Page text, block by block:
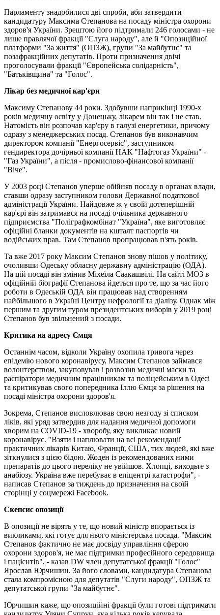
Парламенту знадобилися дві спроби, аби затвердити
кандидатуру Максима Степанова на посаду міністра охорони
здоров'я України. Зрештою його підтримали 246 голосами - не
лише правлячої фракції "Слуга народу", але й "Опозиційної
платформи "За життя" (ОПЗЖ), групи "За майбутнє" та
позафракційних депутатів. Проти призначення двічі
проголосували фракції "Європейська солідарність",
"Батьківщина" та "Голос".
Лікар без медичної кар'єри
Максиму Степанову 44 роки. Здобувши наприкінці 1990-х
років медичну освіту у Донецьку, лікарем він так і не став.
Натомість він розпочав кар'єру в галузі енергетики, причому
одразу з менеджерських посад. Степанов був виконавчим
директором компанії "Енергосервіс", заступником
гендиректора дочірньої компанії НАК "Нафтогаз України" -
"Газ України", а після - промислово-фінансової компанії
"Віче".
У 2003 році Степанов уперше обійняв посаду в органах влади,
ставши одразу заступником голови Державної податкової
адміністрації України. Найдовже ж у своїй дотеперішній
кар'єрі він затримався на посаді очільника державного
підприємства "Поліграфкомбінат "Україна", яке виготовляє
офіційні бланки документів на кшталт паспортів чи
водійських прав. Там Степанов пропрацював п'ять років.
Та вже 2017 року Максим Степанов знову пішов у політику,
очоливши Одеську обласну державну адміністрацію (ОДА).
На цій посаді він змінив Міхеїла Саакашвілі. На сайті МОЗ в
офіційній біографії Степанова йдеться про те, що за час його
роботи в Одеській ОДА він працював над створенням
найбільшого в Україні Центру нефрології та діалізу. Однак між
першим та другим туром президентських виборів у 2019 році
Степанов був звільнений з посади.
Критика на адресу Ємця
Останнім часом, відколи Україну охопила тривога через
епідемію нового коронавірусу, Максим Степанов займався
волонтерством, закуповував і розвозив медичні маски та
распіратори медичним працівникам та поліцейським в Одесі
та критикував свого попередника Іллю Ємця за рішення на
посаді міністра охорони здоров'я.
Зокрема, Степанов висловлював свою незгоду зі списком
ліків, які уряд затвердив для надання медичної допомоги
хворим на COVID-19 - хворобу, яку викликає новий
коронавірус. "Взяти і наплювати на всі рекомендації
практичних лікарів Китаю, Франції, США, тих людей, які вже
зіткнулися з цією бідою. Жоден із рекомендованих ними
препаратів до цього переліку не увійшов. Хлопці, виходьте з
анабіозу. Україна вже перебуває в епіцентрі катастрофи", -
написав Степанов за тиждень до призначення на своїй
сторінці у соцмережі Facebook.
Скепсис опозиції
В опозиції не вірять у те, що новий міністр впорається із
викликами, які готує для нього міністерська посада. "Максим
Степанов фактично не має досвіду управління сферою
охорони здоров'я, не має підтримки професійного середовища
і пацієнтів", - казав DW член депутатської фракції "Голос"
Ярослав Юрчишин. За його словами, кандидатура Степанова
стала компромісною для депутатів "Слуги народу", ОПЗЖ та
депутатської групи "За майбутнє".
Юрчишин каже, що опозиційні фракції були готові підтримати